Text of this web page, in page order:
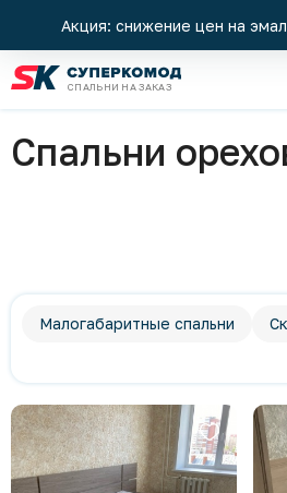
Акция: снижение цен на
СПАЛЬНИ НА ЗАКАЗ
Спальни
Спальни
Малогабаритные спальни